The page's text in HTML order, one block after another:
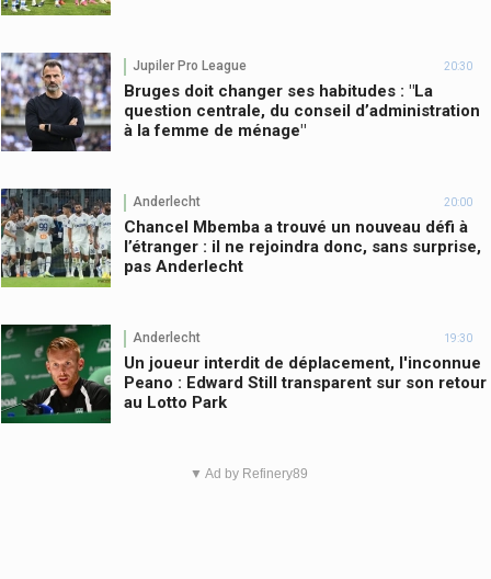
Jupiler Pro League 20:30
Bruges doit changer ses habitudes : "La
question centrale, du conseil d’administration
à la femme de ménage"
Anderlecht 20:00
Chancel Mbemba a trouvé un nouveau défi à
l’étranger : il ne rejoindra donc, sans surprise,
pas Anderlecht
Anderlecht 19:30
Un joueur interdit de déplacement, l'inconnue
Peano : Edward Still transparent sur son retour
au Lotto Park
▼ Ad by Refinery89